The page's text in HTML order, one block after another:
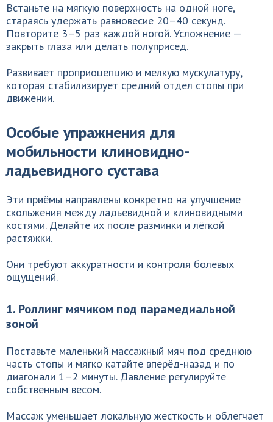
Встаньте на мягкую поверхность на одной ноге,
стараясь удержать равновесие 20–40 секунд.
Повторите 3–5 раз каждой ногой. Усложнение —
закрыть глаза или делать полуприсед.
Развивает проприоцепцию и мелкую мускулатуру,
которая стабилизирует средний отдел стопы при
движении.
Особые упражнения для
мобильности клиновидно-
ладьевидного сустава
Эти приёмы направлены конкретно на улучшение
скольжения между ладьевидной и клиновидными
костями. Делайте их после разминки и лёгкой
растяжки.
Они требуют аккуратности и контроля болевых
ощущений.
1. Роллинг мячиком под парамедиальной
зоной
Поставьте маленький массажный мяч под среднюю
часть стопы и мягко катайте вперёд-назад и по
диагонали 1–2 минуты. Давление регулируйте
собственным весом.
Массаж уменьшает локальную жесткость и облегчает